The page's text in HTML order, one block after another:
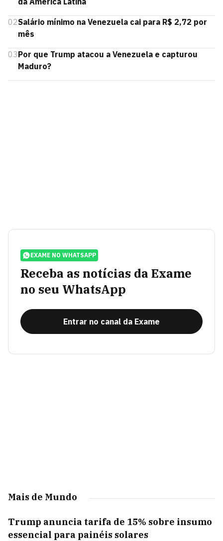
02Salário mínimo na Venezuela cai para R$ 2,72 por
mês
03Por que Trump atacou a Venezuela e capturou
Maduro?
EXAME NO WHATSAPP
Receba as notícias da Exame
no seu WhatsApp
Entrar no canal da Exame
Mais de Mundo
Trump anuncia tarifa de 15% sobre insumo
essencial para painéis solares